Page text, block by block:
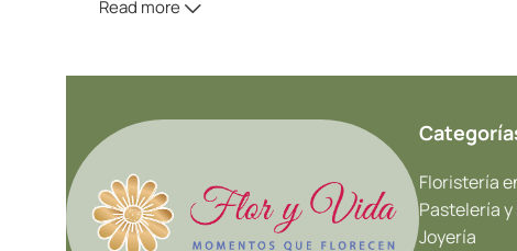
Read more
Floristería
Pastelería
Joyería